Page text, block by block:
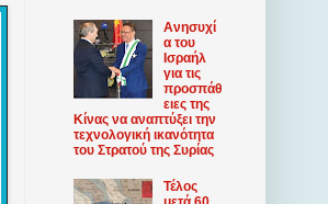
Ανησυχί
α του
Ισραήλ
για τις
προσπάθ
ειες της
Κίνας να αναπτύξει την
τεχνολογική ικανότητα
του Στρατού της Συρίας
Τέλος